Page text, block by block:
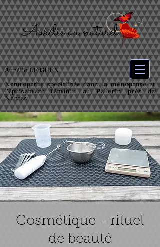
Aurélie LE GUEN
Naturopathe spécialisée dans la ménopause et
l’épuisement féminin au Pellerin près de
Nantes
Cosmétique - rituel
de beauté